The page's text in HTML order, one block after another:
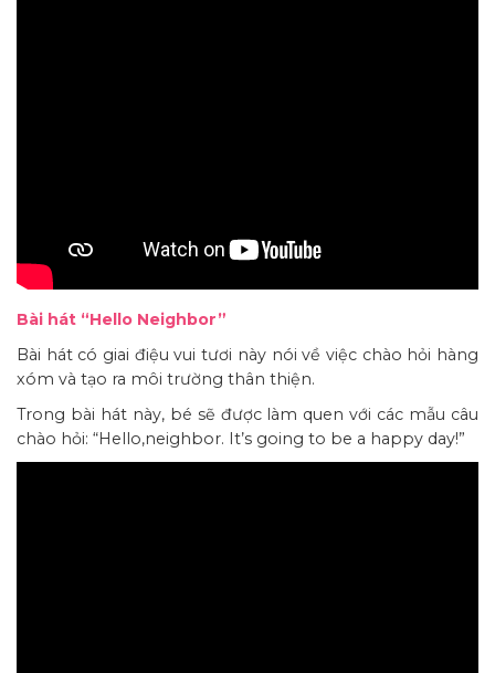
Bài hát “Hello Neighbor”
Bài hát có giai điệu vui tươi này nói về việc chào hỏi hàng
xóm và tạo ra môi trường thân thiện.
Trong bài hát này, bé sẽ được làm quen với các mẫu câu
chào hỏi: “Hello,neighbor. It’s going to be a happy day!”